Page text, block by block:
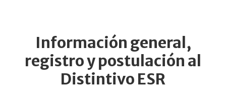
Información general,
registro y postulación al
Distintivo ESR